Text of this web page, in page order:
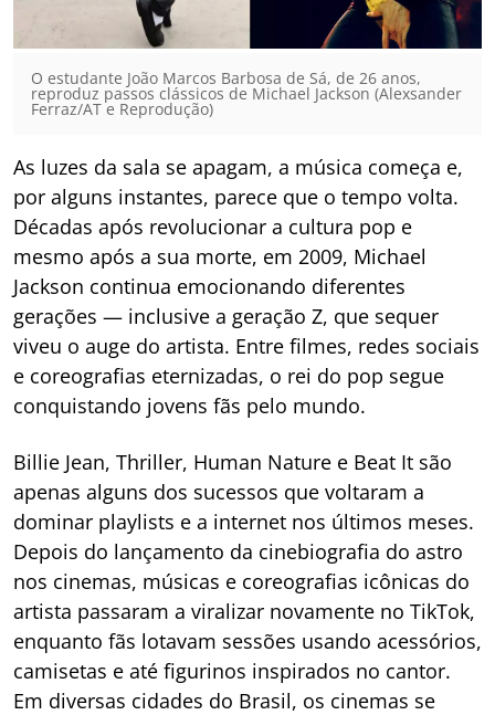
O estudante João Marcos Barbosa de Sá, de 26 anos,
reproduz passos clássicos de Michael Jackson (Alexsander
Ferraz/AT e Reprodução)
As luzes da sala se apagam, a música começa e,
por alguns instantes, parece que o tempo volta.
Décadas após revolucionar a cultura pop e
mesmo após a sua morte, em 2009, Michael
Jackson continua emocionando diferentes
gerações — inclusive a geração Z, que sequer
viveu o auge do artista. Entre filmes, redes sociais
e coreografias eternizadas, o rei do pop segue
conquistando jovens fãs pelo mundo.
Billie Jean, Thriller, Human Nature e Beat It são
apenas alguns dos sucessos que voltaram a
dominar playlists e a internet nos últimos meses.
Depois do lançamento da cinebiografia do astro
nos cinemas, músicas e coreografias icônicas do
artista passaram a viralizar novamente no TikTok,
enquanto fãs lotavam sessões usando acessórios,
camisetas e até figurinos inspirados no cantor.
Em diversas cidades do Brasil, os cinemas se